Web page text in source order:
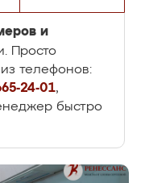
и
Просто
телефонов:
24-01,
быстро